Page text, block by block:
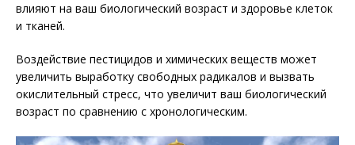
влияют на ваш биологический возраст и здоровье клеток
и тканей.
Воздействие пестицидов и химических веществ может
увеличить выработку свободных радикалов и вызвать
окислительный стресс, что увеличит ваш биологический
возраст по сравнению с хронологическим.